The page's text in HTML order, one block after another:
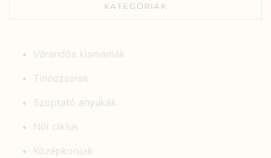
KATEGÓRIÁK
Várandós kismamák
Tinédzserek
Szoptató anyukák
Női ciklus
Középkorúak